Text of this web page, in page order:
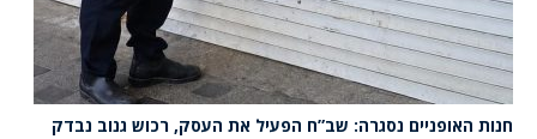
חנות האופניים נסגרה: שב”ח הפעיל את העסק, רכוש גנוב נבדק